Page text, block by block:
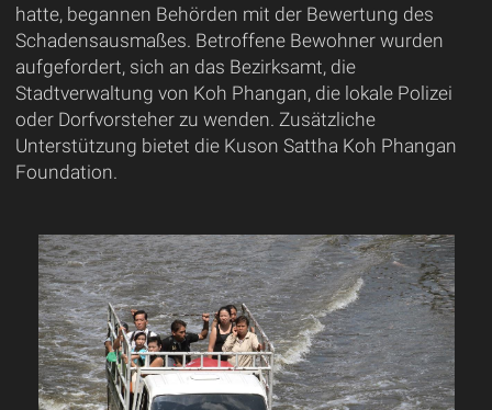
hatte, begannen Behörden mit der Bewertung des
Schadensausmaßes. Betroffene Bewohner wurden
aufgefordert, sich an das Bezirksamt, die
Stadtverwaltung von Koh Phangan, die lokale Polizei
oder Dorfvorsteher zu wenden. Zusätzliche
Unterstützung bietet die Kuson Sattha Koh Phangan
Foundation.